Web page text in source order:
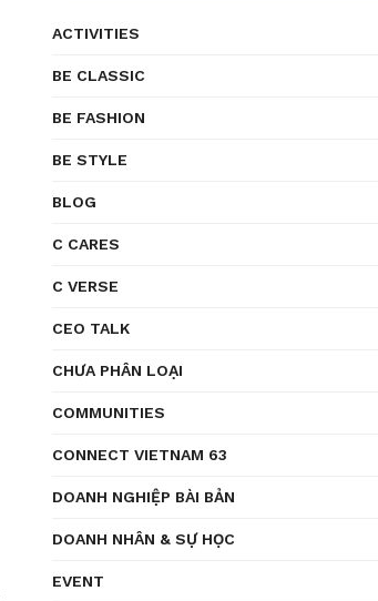
ACTIVITIES
BE CLASSIC
BE FASHION
BE STYLE
BLOG
C CARES
C VERSE
CEO TALK
CHƯA PHÂN LOẠI
COMMUNITIES
CONNECT VIETNAM 63
DOANH NGHIỆP BÀI BẢN
DOANH NHÂN & SỰ HỌC
EVENT